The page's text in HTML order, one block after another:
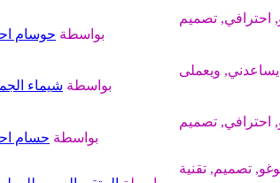
بواسطة حوسام
بواسطة شيماء
بواسطة حسام